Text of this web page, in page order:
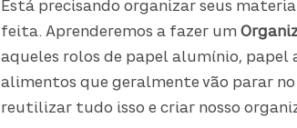
Está precisando organizar seus
feita. Aprenderemos a fazer um
aqueles rolos de papel alumínio, papel
alimentos que geralmente vão parar no
reutilizar tudo isso e criar nosso